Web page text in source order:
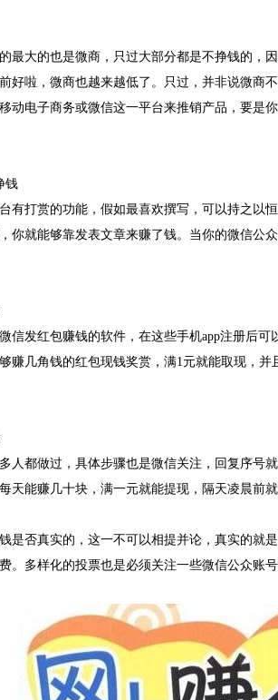
最大的也是微商，只过大部分都是不挣钱的，
好啦，微商也越来越低了。只过，并非说微商
动电子商务或微信这一平台来推销产品，要是
钱
有打赏的功能，假如最喜欢撰写，可以持之以
你就能够靠发表文章来赚了钱。当你的微信公
信发红包赚钱的软件，在这些手机app注册后可
赚几角钱的红包现钱奖赏，满1元就能取现，
人都做过，具体步骤也是微信关注，回复序号
天能赚几十块，满一元就能提现，隔天凌晨前就
是否真实的，这一不可以相提并论，真实的就
。多样化的投票也是必须关注一些微信公众账